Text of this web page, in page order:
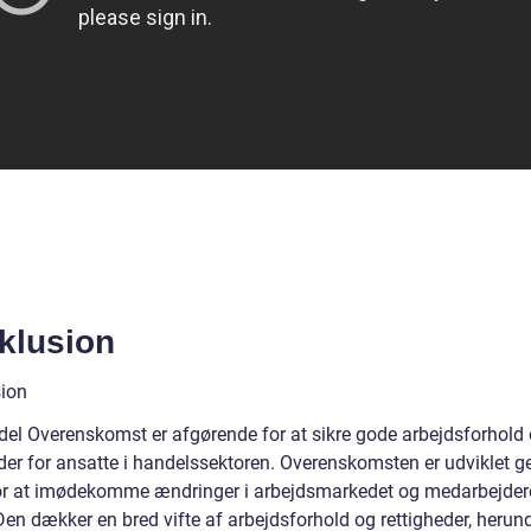
Overenskomst er afgørende for at sikre gode arbejdsforhold
for ansatte i handelssektoren. Overenskomsten er udviklet
at imødekomme ændringer i arbejdsmarkedet og
dækker en bred vifte af arbejdsforhold og rettigheder,